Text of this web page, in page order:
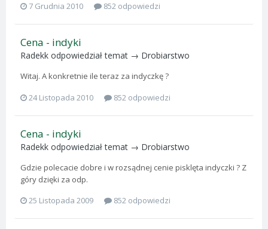
7 Grudnia 2010
852 odpowiedzi
Cena - indyki
Radekk odpowiedział temat → Drobiarstwo
Witaj. A konkretnie ile teraz za indyczkę ?
24 Listopada 2010
852 odpowiedzi
Cena - indyki
Radekk odpowiedział temat → Drobiarstwo
Gdzie polecacie dobre i w rozsądnej cenie pisklęta indyczki ? Z
góry dzięki za odp.
25 Listopada 2009
852 odpowiedzi